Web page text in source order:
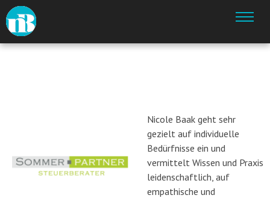
Nicole Baak geht sehr
gezielt auf individuelle
Bedürfnisse ein und
vermittelt Wissen und Praxis
leidenschaftlich, auf
empathische und